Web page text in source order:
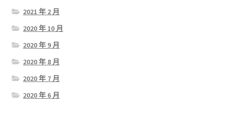
2021 年 2 月
2020 年 10 月
2020 年 9 月
2020 年 8 月
2020 年 7 月
2020 年 6 月